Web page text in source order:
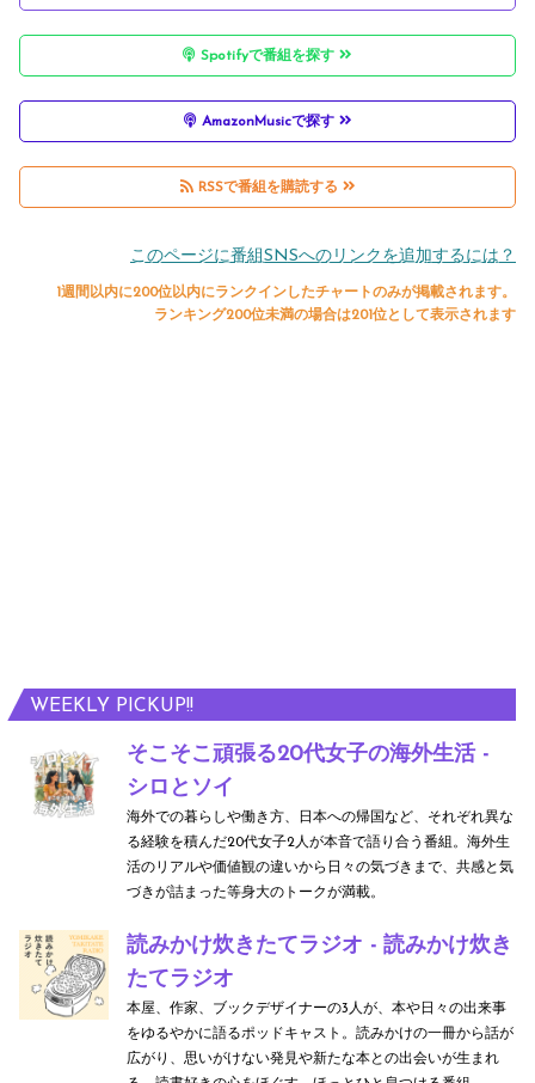
WEEKLY PICKUP!!
そこそこ頑張る20代女子の海外生活 -
シロとソイ
海外での暮らしや働き方、日本への帰国など、それぞれ異な
る経験を積んだ20代女子2人が本音で語り合う番組。海外生
活のリアルや価値観の違いから日々の気づきまで、共感と気
づきが詰まった等身大のトークが満載。
読みかけ炊きたてラジオ - 読みかけ炊き
たてラジオ
本屋、作家、ブックデザイナーの3人が、本や日々の出来事
をゆるやかに語るポッドキャスト。読みかけの一冊から話が
広がり、思いがけない発見や新たな本との出会いが生まれ
Spotifyで番組を探す
AmazonMusicで探す
RSSで番組を購読する
このページに番組SNSへのリンクを追加するには？
1週間以内に200位以内にランクインしたチャートのみが掲載されます。
ランキング200位未満の場合は201位として表示されます